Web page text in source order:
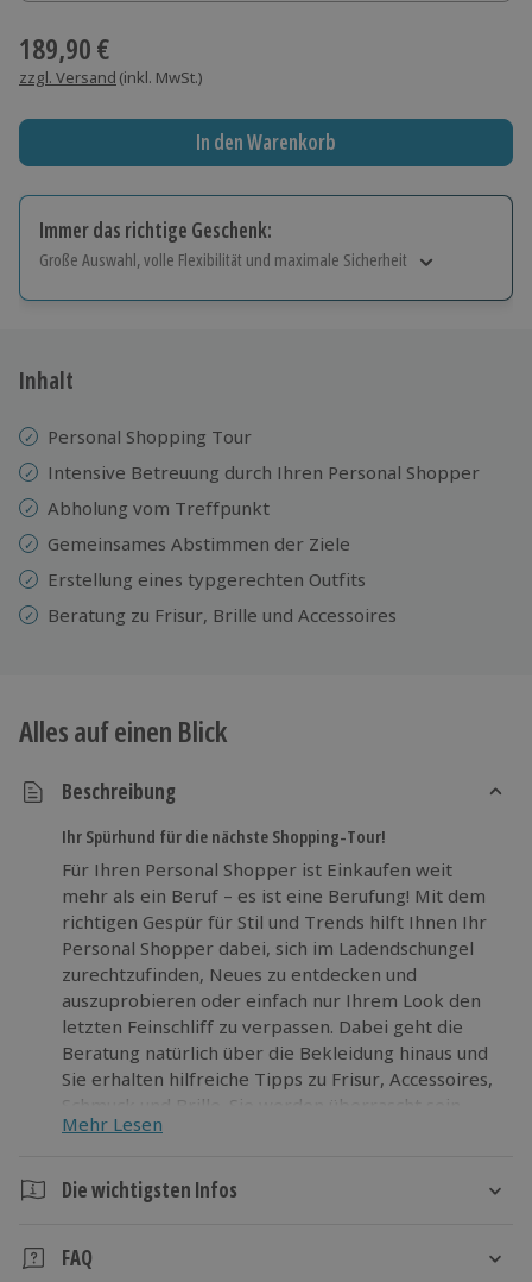
189,90 €
zzgl. Versand (inkl. MwSt.)
In den Warenkorb
Immer das richtige Geschenk:
Große Auswahl, volle Flexibilität und maximale Sicherheit
Jeder Gutschein für alle Erlebnisse einlösbar.
Inhalt
Personal Shopping Tour
Intensive Betreuung durch Ihren Personal Shopper
Abholung vom Treffpunkt
Gemeinsames Abstimmen der Ziele
Erstellung eines typgerechten Outfits
Beratung zu Frisur, Brille und Accessoires
Alles auf einen Blick
Beschreibung
Ihr Spürhund für die nächste Shopping-Tour!
Für Ihren Personal Shopper ist Einkaufen weit
mehr als ein Beruf – es ist eine Berufung! Mit dem
richtigen Gespür für Stil und Trends hilft Ihnen Ihr
Personal Shopper dabei, sich im Ladendschungel
zurechtzufinden, Neues zu entdecken und
auszuprobieren oder einfach nur Ihrem Look den
letzten Feinschliff zu verpassen. Dabei geht die
Beratung natürlich über die Bekleidung hinaus und
Sie erhalten hilfreiche Tipps zu Frisur, Accessoires,
Schmuck und Brille. Sie werden überrascht sein,
dass Ihnen der Personal Shopper sogar Geld sparen
Ihnen dank Personal Shopper nur noch neue
Lieblingsstücke in die Tüte.
Sparen Sie Zeit, Geld und Nerven und entdecken Sie
Mehr Lesen
Die wichtigsten Infos
Das Erlebnis dauert je nach Veranstalter zwischen 2-
FAQ